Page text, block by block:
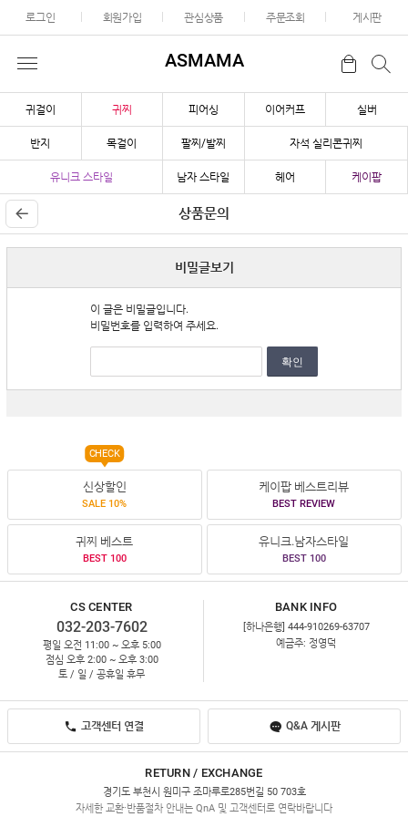
로그인 회원가입 관심상품 주문조회 게시판
ASMAMA
귀걸이 귀찌 피어싱 이어커프 실버
반지 목걸이 팔찌/발찌 자석 실리콘귀찌
유니크 스타일 남자 스타일 헤어 케이팝
상품문의
비밀글보기
이 글은 비밀글입니다.
비밀번호를 입력하여 주세요.
확인
신상할인
SALE 10%
CHECK
케이팝 베스트리뷰
BEST REVIEW
귀찌 베스트
BEST 100
유니크.남자스타일
BEST 100
CS CENTER
032-203-7602
평일 오전 11:00 ~ 오후 5:00
점심 오후 2:00 ~ 오후 3:00
토 / 일 / 공휴일 휴무
BANK INFO
[하나은행] 444-910269-63707
예금주: 정영덕
고객센터 연결 Q&A 게시판
RETURN / EXCHANGE
경기도 부천시 원미구 조마루로285번길 50 703호
자세한 교환·반품절차 안내는 QnA 및 고객센터로 연락바랍니다